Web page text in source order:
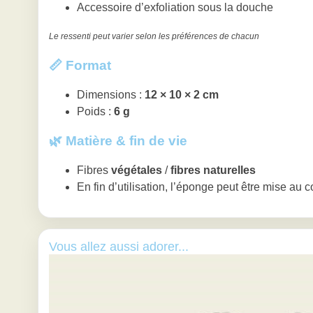
Accessoire d’exfoliation sous la douche
Le ressenti peut varier selon les préférences de chacun
📏 Format
Dimensions : 12 × 10 × 2 cm
Poids : 6 g
🌿 Matière & fin de vie
Fibres végétales/fibres naturelles
En fin d’utilisation, l’éponge peut être mise au
Vous allez aussi adorer...